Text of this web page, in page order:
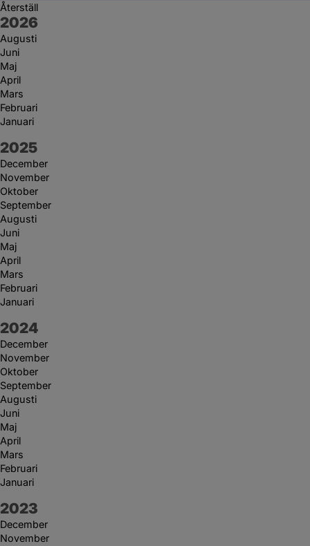
Återställ
År:
2026
Augusti
Juni
Maj
April
Mars
Februari
Januari
År:
2025
December
November
Oktober
September
Augusti
Juni
Maj
April
Mars
Februari
Januari
År:
2024
December
November
Oktober
September
Augusti
Juni
Maj
April
Mars
Februari
Januari
År:
2023
December
November